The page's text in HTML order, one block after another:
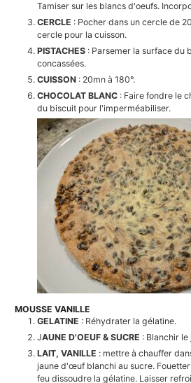
Tamiser sur les blancs d'oeufs.
CERCLE : Pocher dans un cercle de
cercle pour la cuisson.
PISTACHES : Parsemer la surface du
concassées.
CUISSON : 20mn à 180°.
CHOCOLAT BLANC : Faire fondre le
du biscuit pour l'imperméabiliser.
MOUSSE VANILLE
GELATINE : Réhydrater la gélatine.
JAUNE D'OEUF & SUCRE : Blanchir
LAIT, VANILLE : mettre à chauffer
jaune d'œuf blanchi au sucre.
feu dissoudre la gélatine. Laisser